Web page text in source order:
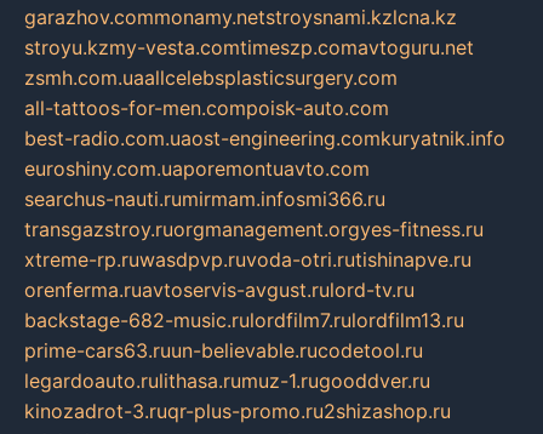
garazhov.commonamy.netstroysnami.kzlcna.kz
stroyu.kzmy-vesta.comtimeszp.comavtoguru.net
zsmh.com.uaallcelebsplasticsurgery.com
all-tattoos-for-men.compoisk-auto.com
best-radio.com.uaost-engineering.comkuryatnik.info
euroshiny.com.uaporemontuavto.com
searchus-nauti.rumirmam.infosmi366.ru
transgazstroy.ruorgmanagement.orgyes-fitness.ru
xtreme-rp.ruwasdpvp.ruvoda-otri.rutishinapve.ru
orenferma.ruavtoservis-avgust.rulord-tv.ru
backstage-682-music.rulordfilm7.rulordfilm13.ru
prime-cars63.ruun-believable.rucodetool.ru
legardoauto.rulithasa.rumuz-1.rugooddver.ru
kinozadrot-3.ruqr-plus-promo.ru2shizashop.ru